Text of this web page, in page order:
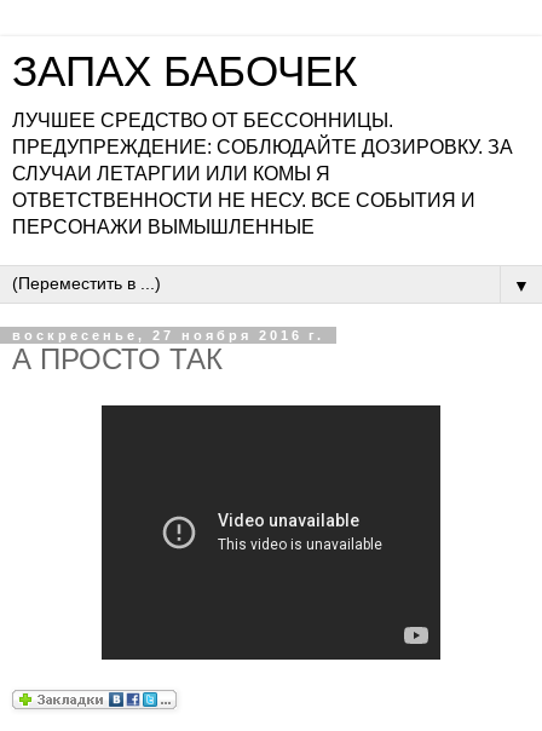
ЗАПАХ БАБОЧЕК
ЛУЧШЕЕ СРЕДСТВО ОТ БЕССОННИЦЫ.
ПРЕДУПРЕЖДЕНИЕ: СОБЛЮДАЙТЕ ДОЗИРОВКУ. ЗА
СЛУЧАИ ЛЕТАРГИИ ИЛИ КОМЫ Я
ОТВЕТСТВЕННОСТИ НЕ НЕСУ. ВСЕ СОБЫТИЯ И
ПЕРСОНАЖИ ВЫМЫШЛЕННЫЕ
▼
воскресенье, 27 ноября 2016 г.
А ПРОСТО ТАК